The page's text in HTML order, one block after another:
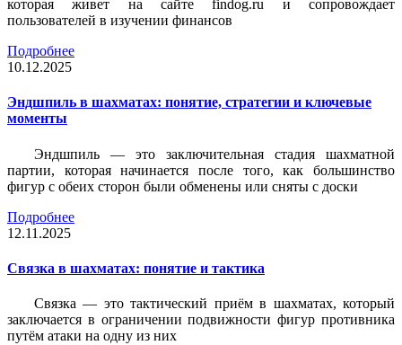
которая живет на сайте findog.ru и сопровождает
пользователей в изучении финансов
Подробнее
10.12.2025
Эндшпиль в шахматах: понятие, стратегии и ключевые
моменты
Эндшпиль — это заключительная стадия шахматной
партии, которая начинается после того, как большинство
фигур с обеих сторон были обменены или сняты с доски
Подробнее
12.11.2025
Связка в шахматах: понятие и тактика
Связка — это тактический приём в шахматах, который
заключается в ограничении подвижности фигур противника
путём атаки на одну из них